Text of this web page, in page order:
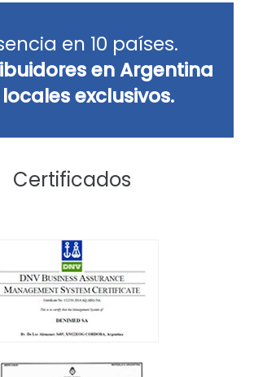
en 10 países.
en Argentina
exclusivos.
Certificados